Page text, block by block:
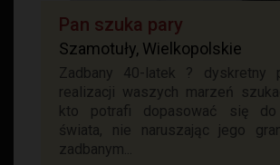
Pan szuka pary
Szamotuły, Wielkopolskie
Zadbany 40-latek ? dyskretny
realizacji waszych marzeń
kto potrafi dopasować się do
świata, nie naruszając jego
zadbanym...